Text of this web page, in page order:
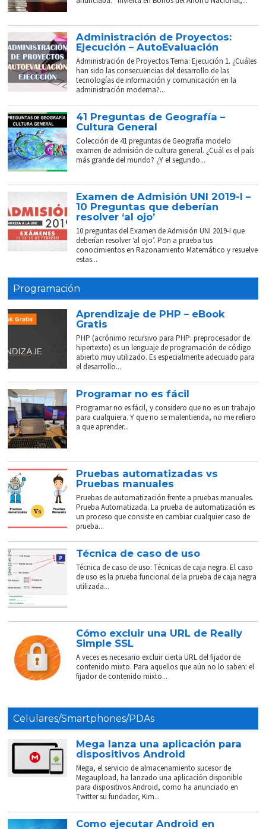
Administración de Proyectos:
Ejecución – AutoEvaluación
Administración de Proyectos Tema: Ejecución 1. ¿Cuáles
han sido las consecuencias del desarrollo de las
tecnologías de información y comunicación en la
administración moderna?...
41 Preguntas de Geografía –
Cultura General
Colección de 41 preguntas de Geografía modelo
examen de admisión de cultura general. ¿Cuál es el país
más grande del mundo? ¿Y el segundo...
Examen de Admisión UNI 2019-I –
10 Preguntas que deberían
resolver ‘al ojo’
10 preguntas del Examen de Admisión UNI 2019-I que
deberían resolver ‘al ojo’. Pon a prueba tus
conocimientos en Razonamiento Matemático y resuelve
estas...
Programación
Aprendizaje de PHP – eBook
Gratis
PHP (acrónimo recursivo para PHP: preprocesador de
hipertexto) es un lenguaje de programación de código
abierto muy utilizado. Es especialmente adecuado para
el desarrollo...
Programar no es fácil
Programar no es fácil, y considero que no es un trabajo
para cualquiera. Y que no se malentienda, no me refiero
a que aprender...
Pruebas automatizadas vs
Pruebas manuales
Pruebas de automatización frente a pruebas manuales.
Prueba Automatizada. La prueba de automatización es
un proceso que consiste en cambiar cualquier caso de
prueba...
Técnica de caso de uso
Técnica de caso de uso: Técnicas de caja negra. El caso
de uso es la prueba funcional de la prueba de caja negra
utilizada...
Cómo excluir una URL de Really
Simple SSL
A veces es necesario excluir cierta URL del fijador de
contenido mixto. Para aquellos que aún no lo saben: el
fijador de contenido mixto...
Celulares/Smartphones/PDAs
Mega lanza una aplicación para
dispositivos Android
Mega, el servicio de almacenamiento sucesor de
Megaupload, ha lanzado una aplicación disponible
para dispositivos Android, como ha anunciado en
Twitter su fundador, Kim...
Como ejecutar Android en